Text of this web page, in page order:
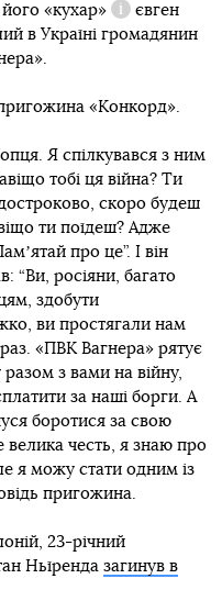
«кухар»
Довідка
євген
в Україні громадянин
«Конкорд».
Я спілкувався з ним
тобі ця війна? Ти
скоро будеш
ти поїдеш? Адже
про це”. І він
“Ви, росіяни, багато
здобути
ви простягали нам
«ПВК Вагнера» рятує
разом з вами на війну,
за наші борги. А
боротися за свою
велика честь, я знаю про
я можу стати одним із
пригожина.
23-річний
Ньїренда загинув в